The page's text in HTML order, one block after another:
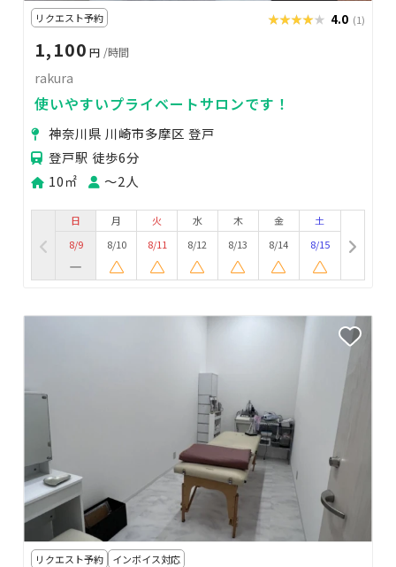
リクエスト予約 ★★★★★
★★★★★ 4.0 (1)
1,100 円 /時間
rakura
使いやすいプライベートサロンです！
神奈川県 川崎市多摩区 登戸
登戸駅 徒歩6分
10㎡
〜2人
日
8/9
月
8/10
火
8/11
水
8/12
木
8/13
金
8/14
土
8/15
リクエスト予約 インボイス対応